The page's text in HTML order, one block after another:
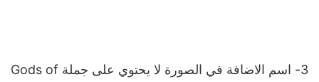
3- اسم الاضافة في الصورة لا يحتوي على جملة Gods of